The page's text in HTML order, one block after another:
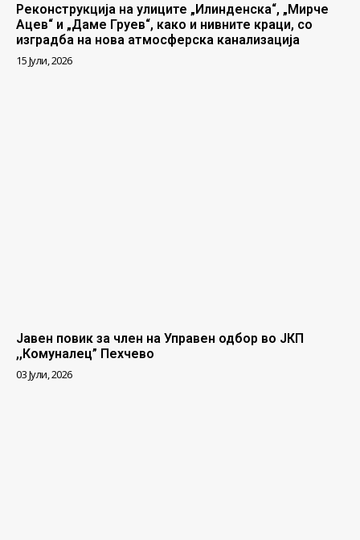
Реконструкција на улиците „Илинденска“, „Мирче
Ацев“ и „Даме Груев“, како и нивните краци, со
изградба на нова атмосферска канализација
15 Јули, 2026
Јавен повик за член на Управен одбор во ЈКП
,,Комуналец” Пехчево
03 Јули, 2026